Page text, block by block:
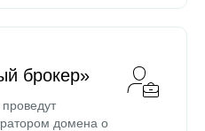
брокер»
домена о